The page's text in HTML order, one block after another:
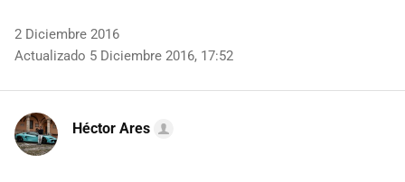
2 Diciembre 2016
Actualizado 5 Diciembre 2016, 17:52
Héctor Ares